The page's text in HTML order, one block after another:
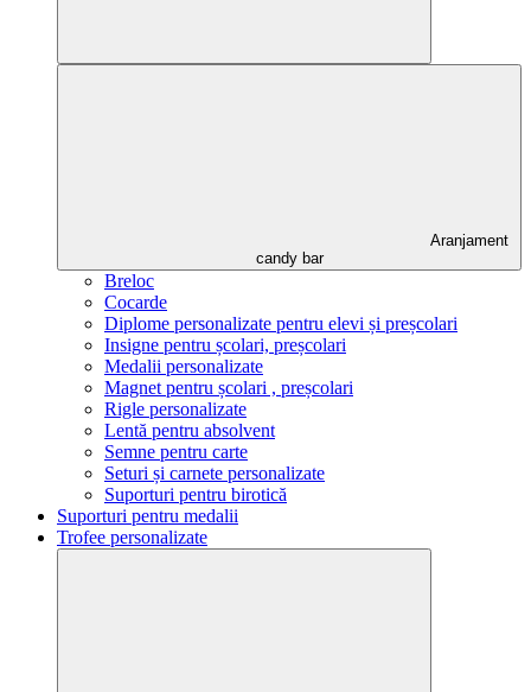
Aranjament
candy bar
Breloc
Cocarde
Diplome personalizate pentru elevi și preșcolari
Insigne pentru școlari, preșcolari
Medalii personalizate
Magnet pentru școlari , preșcolari
Rigle personalizate
Lentă pentru absolvent
Semne pentru carte
Seturi și carnete personalizate
Suporturi pentru birotică
Suporturi pentru medalii
Trofee personalizate